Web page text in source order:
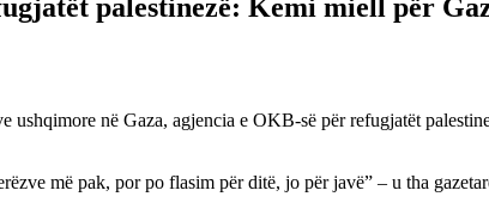
palestinezë: Kemi miell për
ushqimore në Gaza, agjencia e OKB-së për refugjatët
më pak, por po flasim për ditë, jo për javë” – u tha